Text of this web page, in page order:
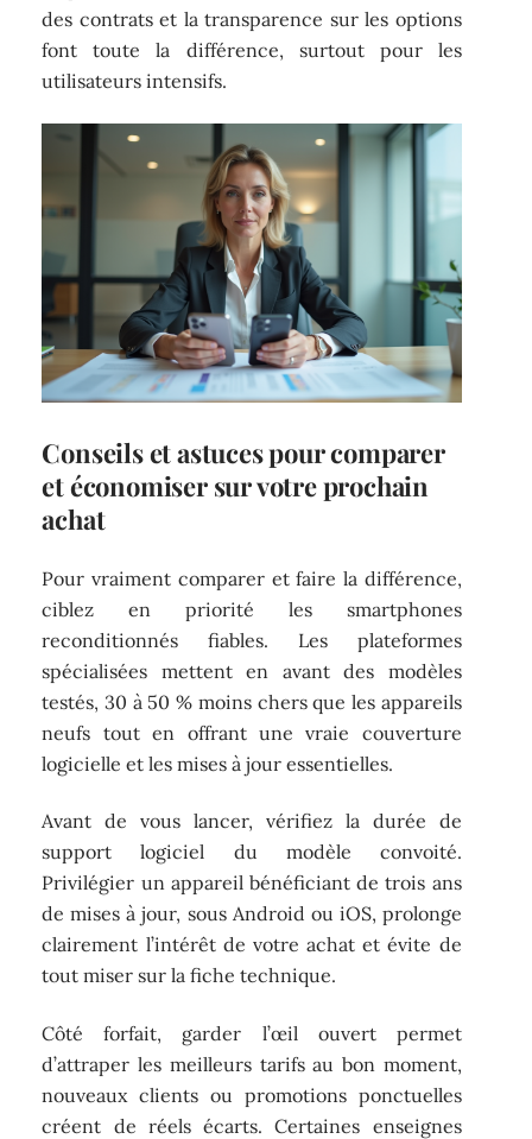
des contrats et la transparence sur les options
font toute la différence, surtout pour les
utilisateurs intensifs.
Conseils et astuces pour comparer
et économiser sur votre prochain
achat
Pour vraiment comparer et faire la différence,
ciblez en priorité les smartphones
reconditionnés fiables. Les plateformes
spécialisées mettent en avant des modèles
testés, 30 à 50 % moins chers que les appareils
neufs tout en offrant une vraie couverture
logicielle et les mises à jour essentielles.
Avant de vous lancer, vérifiez la durée de
support logiciel du modèle convoité.
Privilégier un appareil bénéficiant de trois ans
de mises à jour, sous Android ou iOS, prolonge
clairement l’intérêt de votre achat et évite de
tout miser sur la fiche technique.
Côté forfait, garder l’œil ouvert permet
d’attraper les meilleurs tarifs au bon moment,
nouveaux clients ou promotions ponctuelles
créent de réels écarts. Certaines enseignes